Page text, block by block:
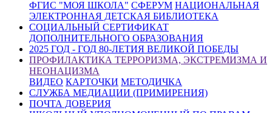
ФГИС "МОЯ ШКОЛА" СФЕРУМ НАЦИОНАЛЬНАЯ
ЭЛЕКТРОННАЯ ДЕТСКАЯ БИБЛИОТЕКА
СОЦИАЛЬНЫЙ СЕРТИФИКАТ
ДОПОЛНИТЕЛЬНОГО ОБРАЗОВАНИЯ
2025 ГОД - ГОД 80-ЛЕТИЯ ВЕЛИКОЙ ПОБЕДЫ
ПРОФИЛАКТИКА ТЕРРОРИЗМА, ЭКСТРЕМИЗМА И
НЕОНАЦИЗМА
ВИДЕО КАРТОЧКИ МЕТОДИЧКА
СЛУЖБА МЕДИАЦИИ (ПРИМИРЕНИЯ)
ПОЧТА ДОВЕРИЯ